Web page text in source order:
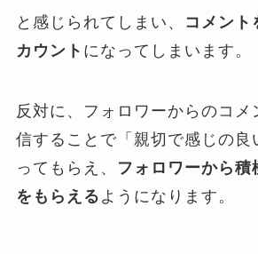
と感じられてしまい、
コメント
カウント になってしまいます。
反対に、フォロワーからのコメ
信することで「親切で感じの良
ってもらえ、
フォロワーから積
をもらえる ようになります。